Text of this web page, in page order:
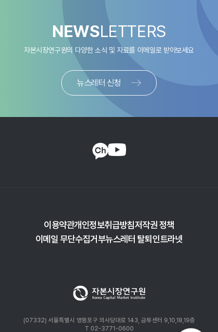
NEWSLETTERS
자본시장연구원의 다양한 소식 및 자료를 이메일로 받아보세요
뉴스레터 신청
이용약관개인정보취급방침저작권 정책
이메일 무단수집거부뉴스레터 탈퇴 인트라넷
(07332) 서울특별시 영등포구 의사당대로 143, 금투센터 9,10,18,19층
T 02-3771-0600